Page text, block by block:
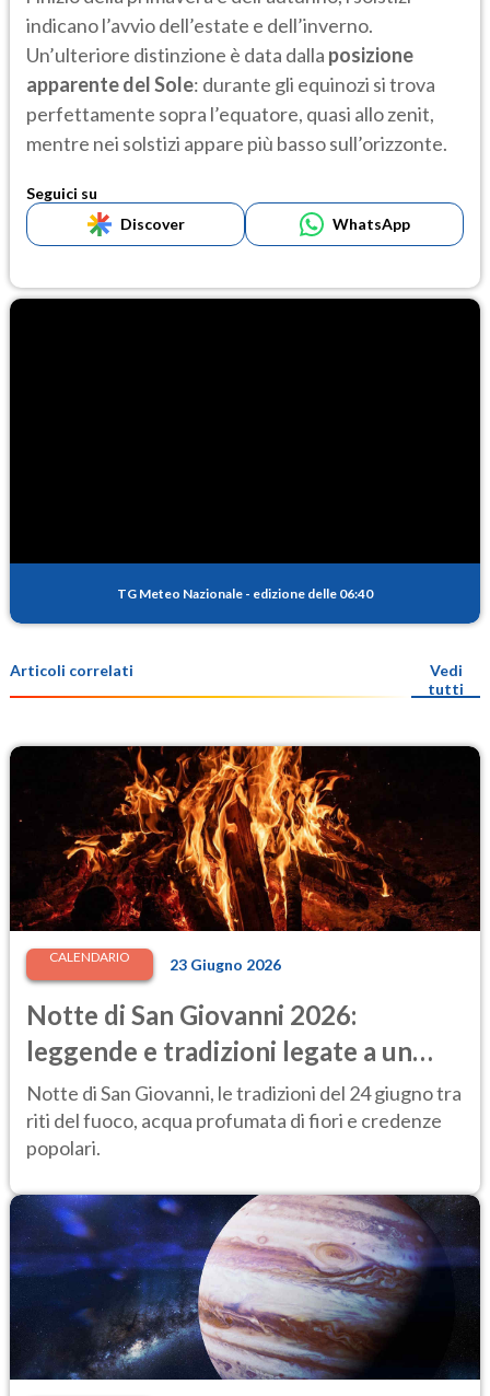
indicano l’avvio dell’estate e dell’inverno.
Un’ulteriore distinzione è data dalla posizione
apparente del Sole: durante gli equinozi si trova
perfettamente sopra l’equatore, quasi allo zenit,
mentre nei solstizi appare più basso sull’orizzonte.
Seguici su
Discover
WhatsApp
TG Meteo Nazionale - edizione delle 06:40
Articoli correlati
Vedi
tutti
CALENDARIO 23 Giugno 2026
Notte di San Giovanni 2026:
leggende e tradizioni legate a un
momento "magico"
Notte di San Giovanni, le tradizioni del 24 giugno tra
riti del fuoco, acqua profumata di fiori e credenze
popolari.